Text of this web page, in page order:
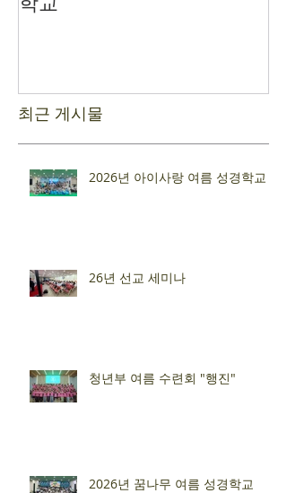
최근 게시물
2026년 아이사랑 여름 성경학교
26년 선교 세미나
청년부 여름 수련회 "행진"
2026년 꿈나무 여름 성경학교